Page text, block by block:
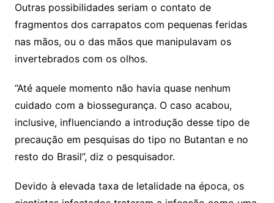
Outras possibilidades seriam o contato de
fragmentos dos carrapatos com pequenas feridas
nas mãos, ou o das mãos que manipulavam os
invertebrados com os olhos.
“Até aquele momento não havia quase nenhum
cuidado com a biossegurança. O caso acabou,
inclusive, influenciando a introdução desse tipo de
precaução em pesquisas do tipo no Butantan e no
resto do Brasil”, diz o pesquisador.
Devido à elevada taxa de letalidade na época, os